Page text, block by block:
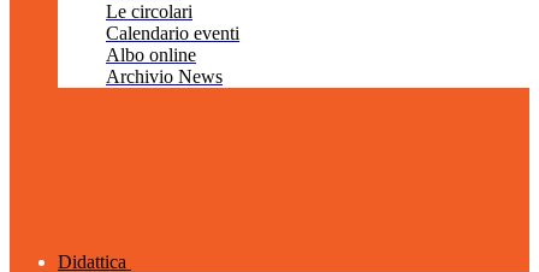
Le circolari
Calendario eventi
Albo online
Archivio News
Didattica